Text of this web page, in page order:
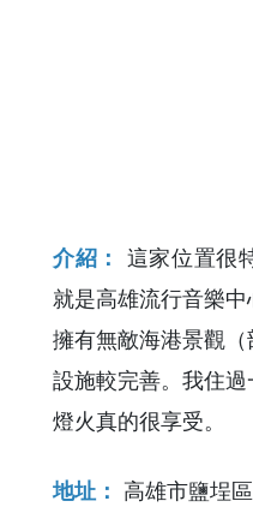
介紹： 這家位置很
就是高雄流行音樂
擁有無敵海港景觀（
設施較完善。我住
燈火真的很享受。
地址： 高雄市鹽埕